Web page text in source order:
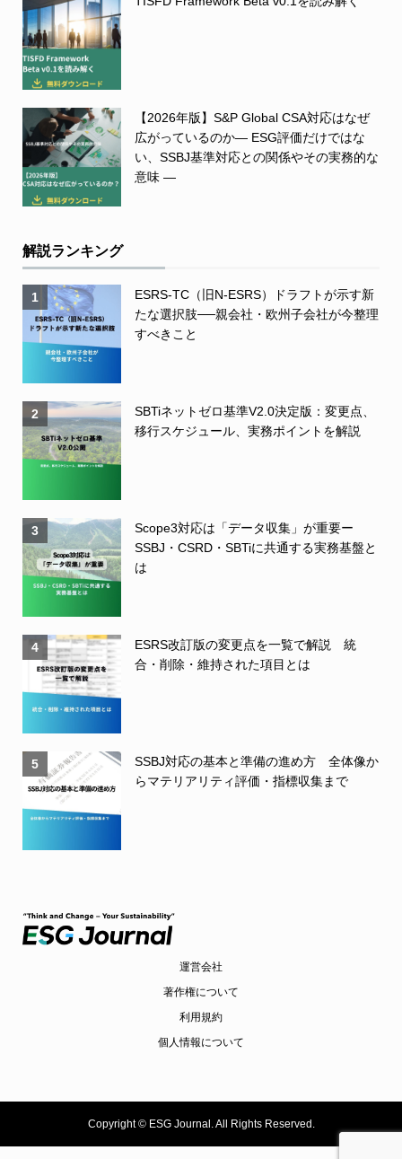
【2026年版】S&P Global CSA対応はなぜ
広がっているのか― ESG評価だけではな
い、SSBJ基準対応との関係やその実務的な
意味 ―
解説ランキング
1
ESRS-TC（旧N-ESRS）ドラフトが示す新
たな選択肢──親会社・欧州子会社が今整理
すべきこと
2
SBTiネットゼロ基準V2.0決定版：変更点、
移行スケジュール、実務ポイントを解説
3
Scope3対応は「データ収集」が重要ー
SSBJ・CSRD・SBTiに共通する実務基盤と
は
4
ESRS改訂版の変更点を一覧で解説 統
合・削除・維持された項目とは
5
SSBJ対応の基本と準備の進め方 全体像か
らマテリアリティ評価・指標収集まで
運営会社
著作権について
利用規約
個人情報について
Copyright ©ESG Journal. All Rights Reserved.